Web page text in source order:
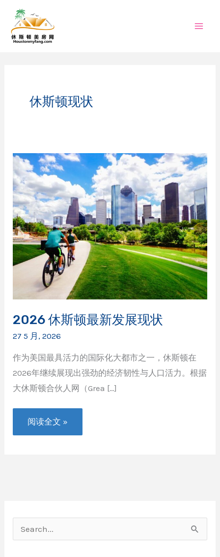
休斯顿现状
2026 休斯顿最新发展现状
27 5 月, 2026
作为美国最具活力的国际化大都市之一，休斯顿在
2026年继续展现出强劲的经济韧性与人口活力。根据
大休斯顿合伙人网（Grea […]
2026
斯
阅读全文 »
索